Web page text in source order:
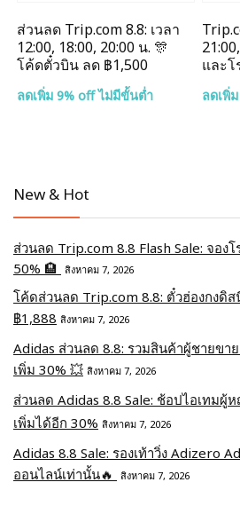
ส่วนลด Trip.com 8.8: เวลา
12:00, 18:00, 20:00 น. 🎊
โค้ดตั๋วบิน ลด ฿1,500
ลดเพิ่ม 9% off ไม่มีขั้นต่ำ
และโ
ลดเพิ่
New & Hot
ส่วนลด Trip.com 8.8 Flash Sale: จอง
50% 🏨 สิงหาคม 7, 2026
โค้ดส่วนลด Trip.com 8.8: ตั๋วฮ่องกงดิ
฿1,888 สิงหาคม 7, 2026
Adidas ส่วนลด 8.8: รวมสินค้าผู้ชายขา
เพิ่ม 30% 💥 สิงหาคม 7, 2026
ส่วนลด Adidas 8.8 Sale: ช้อปไอเทมผู้
เพิ่มได้อีก 30% สิงหาคม 7, 2026
Adidas 8.8 Sale: รองเท้าวิ่ง Adizero
ออนไลน์เท่านั้น🔥
สิงหาคม 7, 2026